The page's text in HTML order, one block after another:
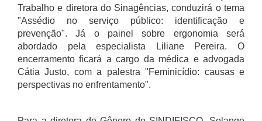
Trabalho e diretora do Sinagências, conduzirá o tema
"Assédio no serviço público: identificação e
prevenção". Já o painel sobre ergonomia será
abordado pela especialista Liliane Pereira. O
encerramento ficará a cargo da médica e advogada
Cátia Justo, com a palestra "Feminicídio: causas e
perspectivas no enfrentamento".